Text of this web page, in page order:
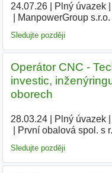
24.07.26| Plný úvazek|
ManpowerGroup s.r.o.
Sledujte později
Operátor CNC -
investic,
oborech
28.03.24| Plný úvazek|
První obalová spol. s
Sledujte později